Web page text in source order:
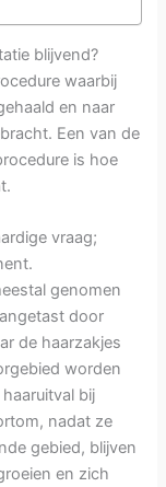
blijvend?
waarbij
en naar
Een van de
is hoe
vraag;
genomen
door
de haarzakjes
worden
bij
nadat ze
gebied, blijven
en zich